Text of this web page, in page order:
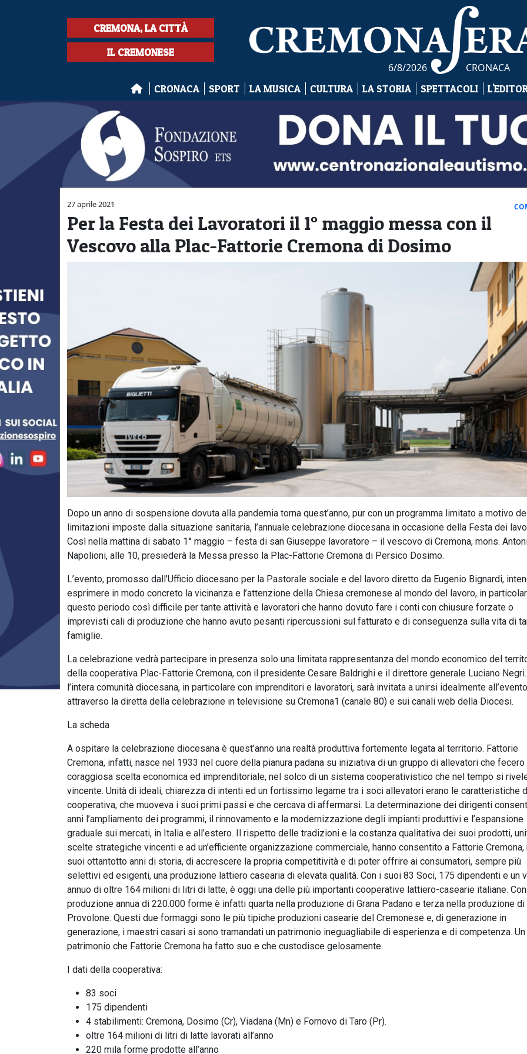
CREMONA, LA CITTÀ
IL CREMONESE
6/8/2026 CRONACA
CRONACA SPORT LA MUSICA CULTURA LA STORIA SPETTACOLI
27 aprile 2021
Per la Festa dei Lavoratori il 1° maggio messa con il
Vescovo alla Plac-Fattorie Cremona di Dosimo
Dopo un anno di sospensione dovuta alla pandemia torna quest’anno, pur con un programma limitato a motivo
limitazioni imposte dalla situazione sanitaria, l’annuale celebrazione diocesana in occasione della Festa dei
Così nella mattina di sabato 1° maggio – festa di san Giuseppe lavoratore – il vescovo di Cremona, mons.
Napolioni, alle 10, presiederà la Messa presso la Plac-Fattorie Cremona di Persico Dosimo.
L’evento, promosso dall’Ufficio diocesano per la Pastorale sociale e del lavoro diretto da Eugenio Bignardi,
esprimere in modo concreto la vicinanza e l’attenzione della Chiesa cremonese al mondo del lavoro, in
questo periodo così difficile per tante attività e lavoratori che hanno dovuto fare i conti con chiusure forzate o
imprevisti cali di produzione che hanno avuto pesanti ripercussioni sul fatturato e di conseguenza sulla vita di
famiglie.
La celebrazione vedrà partecipare in presenza solo una limitata rappresentanza del mondo economico del
della cooperativa Plac-Fattorie Cremona, con il presidente Cesare Baldrighi e il direttore generale Luciano
l’intera comunità diocesana, in particolare con imprenditori e lavoratori, sarà invitata a unirsi idealmente
attraverso la diretta della celebrazione in televisione su Cremona1 (canale 80) e sui canali web della Diocesi.
La scheda
A ospitare la celebrazione diocesana è quest’anno una realtà produttiva fortemente legata al territorio. Fattorie
Cremona, infatti, nasce nel 1933 nel cuore della pianura padana su iniziativa di un gruppo di allevatori che fecero
coraggiosa scelta economica ed imprenditoriale, nel solco di un sistema cooperativistico che nel tempo si
vincente. Unità di ideali, chiarezza di intenti ed un fortissimo legame tra i soci allevatori erano le caratteristiche
cooperativa, che muoveva i suoi primi passi e che cercava di affermarsi. La determinazione dei dirigenti
anni l’ampliamento dei programmi, il rinnovamento e la modernizzazione degli impianti produttivi e l’espansione
graduale sui mercati, in Italia e all’estero. Il rispetto delle tradizioni e la costanza qualitativa dei suoi prodotti,
scelte strategiche vincenti e ad un’efficiente organizzazione commerciale, hanno consentito a Fattorie Cremona,
suoi ottantotto anni di storia, di accrescere la propria competitività e di poter offrire ai consumatori, sempre più
selettivi ed esigenti, una produzione lattiero casearia di elevata qualità. Con i suoi 83 Soci, 175 dipendenti e un
annuo di oltre 164 milioni di litri di latte, è oggi una delle più importanti cooperative lattiero-casearie italiane. Con
produzione annua di 220.000 forme è infatti quarta nella produzione di Grana Padano e terza nella produzione di
Provolone. Questi due formaggi sono le più tipiche produzioni casearie del Cremonese e, di generazione in
generazione, i maestri casari si sono tramandati un patrimonio ineguagliabile di esperienza e di competenza. Un
patrimonio che Fattorie Cremona ha fatto suo e che custodisce gelosamente.
I dati della cooperativa:
83 soci
175 dipendenti
4 stabilimenti: Cremona, Dosimo (Cr), Viadana (Mn) e Fornovo di Taro (Pr).
oltre 164 milioni di litri di latte lavorati all’anno
220 mila forme prodotte all’anno